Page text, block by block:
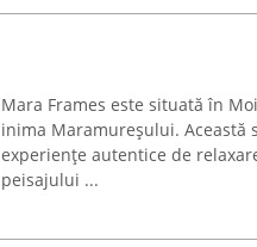
Mara Frames este situată în
inima Maramureșului.
experiențe autentice de
peisajului ...